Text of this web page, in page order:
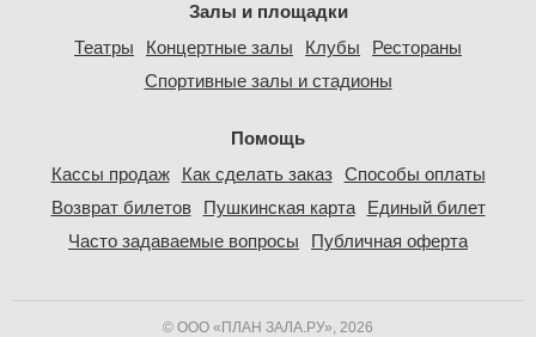
Залы и площадки
Театры
Концертные залы Клубы
Рестораны
Спортивные залы и стадионы
Помощь
Кассы продаж
Как сделать заказ
Способы оплаты
Возврат билетов
Пушкинская карта
Единый билет
Часто задаваемые вопросы
Публичная оферта
© ООО «ПЛАН ЗАЛА.РУ», 2026